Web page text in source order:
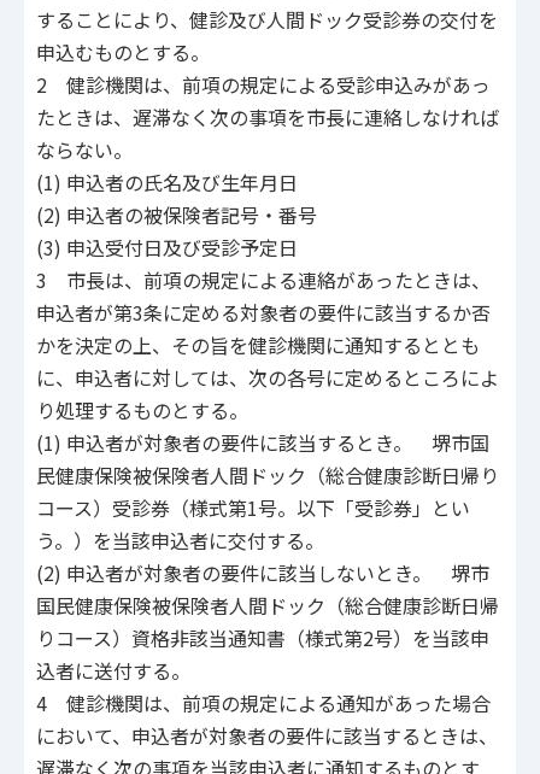
することにより、健診及び人間ドック受診券の交付を
申込むものとする。
2 健診機関は、前項の規定による受診申込みがあっ
たときは、遅滞なく次の事項を市長に連絡しなければ
ならない。
(1) 申込者の氏名及び生年月日
(2) 申込者の被保険者記号・番号
(3) 申込受付日及び受診予定日
3 市長は、前項の規定による連絡があったときは、
申込者が第3条に定める対象者の要件に該当するか否
かを決定の上、その旨を健診機関に通知するととも
に、申込者に対しては、次の各号に定めるところによ
り処理するものとする。
(1) 申込者が対象者の要件に該当するとき。 堺市国
民健康保険被保険者人間ドック（総合健康診断日帰り
コース）受診券（様式第1号。以下「受診券」とい
う。）を当該申込者に交付する。
(2) 申込者が対象者の要件に該当しないとき。 堺市
国民健康保険被保険者人間ドック（総合健康診断日帰
りコース）資格非該当通知書（様式第2号）を当該申
込者に送付する。
4 健診機関は、前項の規定による通知があった場合
において、申込者が対象者の要件に該当するときは、
遅滞なく次の事項を当該申込者に通知するものとす